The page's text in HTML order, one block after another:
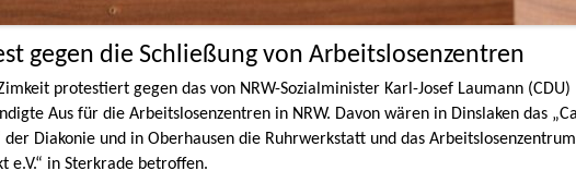
gegen die Schließung von Arbeitslosenzentren
protestiert gegen das von NRW-Sozialminister Karl-Josef Laumann (CDU)
Aus für die Arbeitslosenzentren in NRW. Davon wären in Dinslaken das
der Diakonie und in Oberhausen die Ruhrwerkstatt und das Arbeitslosenzentrum
e.V.“ in Sterkrade betroffen.